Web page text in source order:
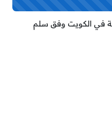
في الكويت وفق سلم